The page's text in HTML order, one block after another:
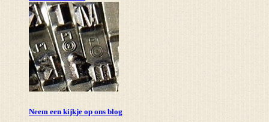
Neem een kijkje op ons blog